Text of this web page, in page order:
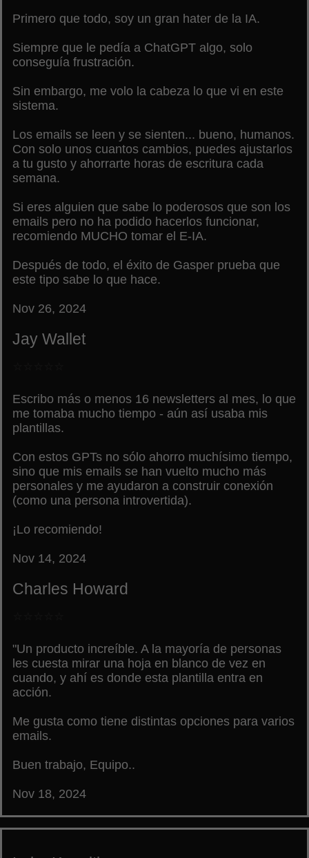
Primero que todo, soy un gran hater de la IA.
Siempre que le pedía a ChatGPT algo, solo
conseguía frustración.
Sin embargo, me volo la cabeza lo que vi en este
sistema.
Los emails se leen y se sienten... bueno, humanos.
Con solo unos cuantos cambios, puedes ajustarlos
a tu gusto y ahorrarte horas de escritura cada
semana.
Si eres alguien que sabe lo poderosos que son los
emails pero no ha podido hacerlos funcionar,
recomiendo MUCHO tomar el E-IA.
Después de todo, el éxito de Gasper prueba que
este tipo sabe lo que hace.
Nov 26, 2024
Jay Wallet
Escribo más o menos 16 newsletters al mes, lo que
me tomaba mucho tiempo - aún así usaba mis
plantillas.
Con estos GPTs no sólo ahorro muchísimo tiempo,
sino que mis emails se han vuelto mucho más
personales y me ayudaron a construir conexión
(como una persona introvertida).
¡Lo recomiendo!
Nov 14, 2024
Charles Howard
"Un producto increíble. A la mayoría de personas
les cuesta mirar una hoja en blanco de vez en
cuando, y ahí es donde esta plantilla entra en
acción.
Me gusta como tiene distintas opciones para varios
emails.
Buen trabajo, Equipo..
Nov 18, 2024